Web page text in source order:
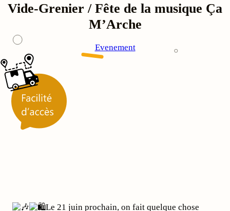
Vide-Grenier / Fête de la musique Ça
M’Arche
Evenement
Le 21 juin prochain, on fait quelque chose